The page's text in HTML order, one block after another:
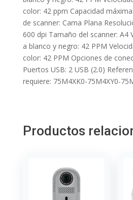
color: 42 ppm Capacidad
de scanner: Cama Plana
600 dpi Tamaño del scanner: A4
a blanco y negro: 42 PPM
color: 42 PPM Opciones de
Puertos USB: 2 USB (2.0)
requiere: 75M4XK0-75M4XY0-
Productos